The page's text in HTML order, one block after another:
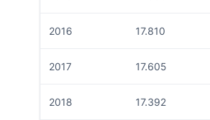
2016 17.810
2017 17.605
2018 17.392